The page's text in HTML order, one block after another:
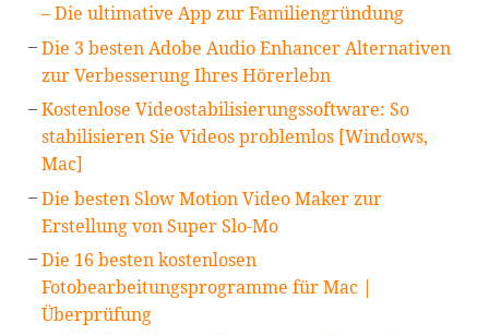
– Die ultimative App zur Familiengründung
Die 3 besten Adobe Audio Enhancer Alternativen
zur Verbesserung Ihres Hörerlebn
Kostenlose Videostabilisierungssoftware: So
stabilisieren Sie Videos problemlos [Windows,
Mac]
Die besten Slow Motion Video Maker zur
Erstellung von Super Slo-Mo
Die 16 besten kostenlosen
Fotobearbeitungsprogramme für Mac |
Überprüfung